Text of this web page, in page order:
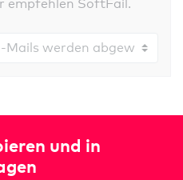
empfehlen SoftFail.
und in